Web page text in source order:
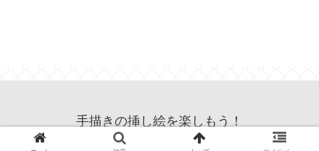
手描きの挿し絵を楽しもう！
© 2012 手描きの挿し絵を楽しもう！.